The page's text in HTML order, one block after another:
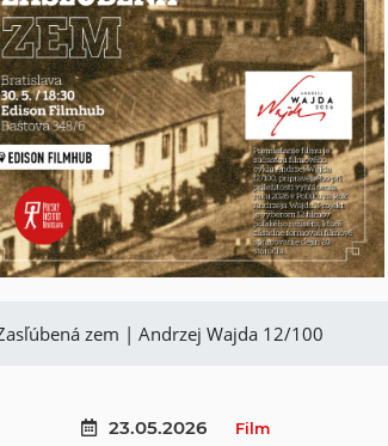
zem | Andrzej Wajda 12/100
23.05.2026 Film